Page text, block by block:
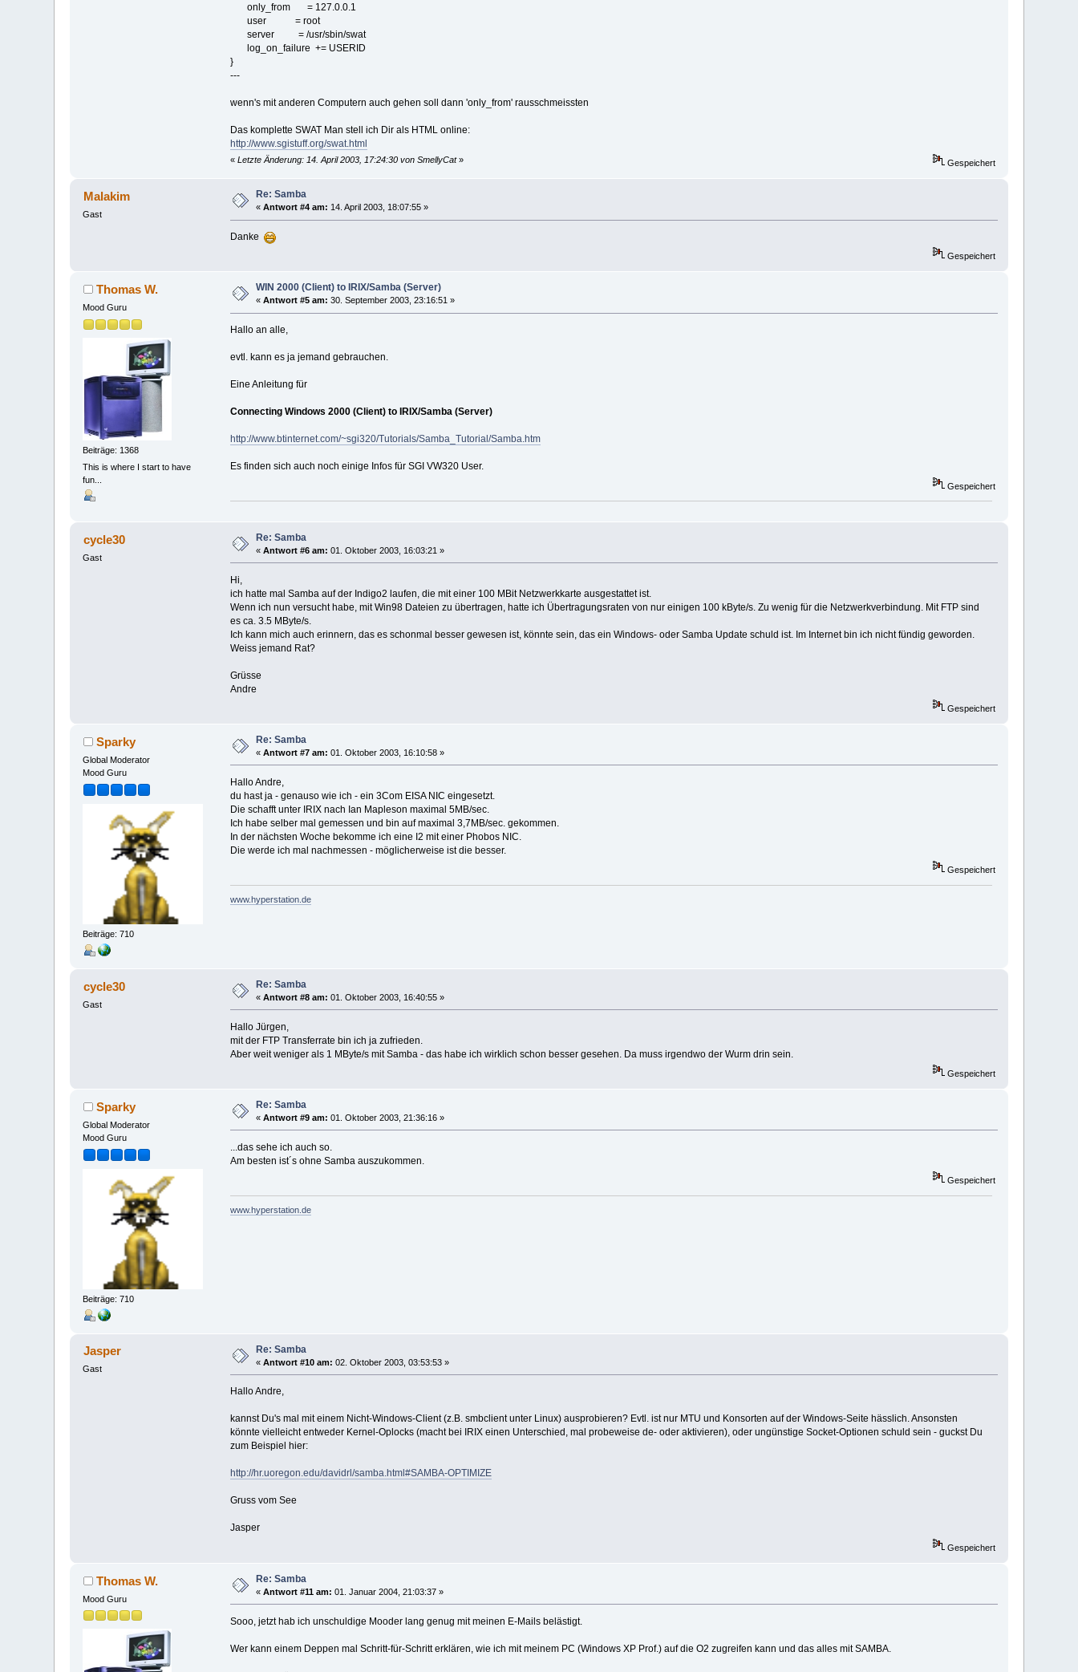
only_from = 127.0.0.1
user = root
server = /usr/sbin/swat
log_on_failure += USERID
}
---
wenn's mit anderen Computern auch gehen soll dann 'only_from' rausschmeissten
Das komplette SWAT Man stell ich Dir als HTML online:
http://www.sgistuff.org/swat.html
« Letzte Änderung: 14. April 2003, 17:24:30 von SmellyCat» Gespeichert
Malakim
Gast
Re: Samba
«Antwort #4 am: 14. April 2003, 18:07:55 »
Danke
Gespeichert
Thomas W.
Mood Guru
Beiträge: 1368
This is where I start to have
fun...
WIN 2000 (Client) to IRIX/Samba (Server)
«Antwort #5 am: 30. September 2003, 23:16:51 »
Hallo an alle,
evtl. kann es ja jemand gebrauchen.
Eine Anleitung für
Connecting Windows 2000 (Client) to IRIX/Samba (Server)
http://www.btinternet.com/~sgi320/Tutorials/Samba_Tutorial/Samba.htm
Es finden sich auch noch einige Infos für SGI VW320 User.
Gespeichert
cycle30
Gast
Re: Samba
«Antwort #6 am: 01. Oktober 2003, 16:03:21 »
Hi,
ich hatte mal Samba auf der Indigo2 laufen, die mit einer 100 MBit Netzwerkkarte ausgestattet ist.
Wenn ich nun versucht habe, mit Win98 Dateien zu übertragen, hatte ich Übertragungsraten von nur einigen 100 kByte/s. Zu wenig für die Netzwerkverbindung. Mit FTP sind
es ca. 3.5 MByte/s.
Ich kann mich auch erinnern, das es schonmal besser gewesen ist, könnte sein, das ein Windows- oder Samba Update schuld ist. Im Internet bin ich nicht fündig geworden.
Weiss jemand Rat?
Grüsse
Andre
Gespeichert
Sparky
Global Moderator
Mood Guru
Beiträge: 710
Re: Samba
«Antwort #7 am: 01. Oktober 2003, 16:10:58 »
Hallo Andre,
du hast ja - genauso wie ich - ein 3Com EISA NIC eingesetzt.
Die schafft unter IRIX nach Ian Mapleson maximal 5MB/sec.
Ich habe selber mal gemessen und bin auf maximal 3,7MB/sec. gekommen.
In der nächsten Woche bekomme ich eine I2 mit einer Phobos NIC.
Die werde ich mal nachmessen - möglicherweise ist die besser.
Gespeichert
www.hyperstation.de
cycle30
Gast
Re: Samba
«Antwort #8 am: 01. Oktober 2003, 16:40:55 »
Hallo Jürgen,
mit der FTP Transferrate bin ich ja zufrieden.
Aber weit weniger als 1 MByte/s mit Samba - das habe ich wirklich schon besser gesehen. Da muss irgendwo der Wurm drin sein.
Gespeichert
Sparky
Global Moderator
Mood Guru
Beiträge: 710
Re: Samba
«Antwort #9 am: 01. Oktober 2003, 21:36:16 »
...das sehe ich auch so.
Am besten ist´s ohne Samba auszukommen.
Gespeichert
www.hyperstation.de
Jasper
Gast
Re: Samba
«Antwort #10 am: 02. Oktober 2003, 03:53:53 »
Hallo Andre,
kannst Du's mal mit einem Nicht-Windows-Client (z.B. smbclient unter Linux) ausprobieren? Evtl. ist nur MTU und Konsorten auf der Windows-Seite hässlich. Ansonsten
könnte vielleicht entweder Kernel-Oplocks (macht bei IRIX einen Unterschied, mal probeweise de- oder aktivieren), oder ungünstige Socket-Optionen schuld sein - guckst Du
zum Beispiel hier:
http://hr.uoregon.edu/davidrl/samba.html#SAMBA-OPTIMIZE
Gruss vom See
Jasper
Gespeichert
Thomas W.
Mood Guru
Re: Samba
«Antwort #11 am: 01. Januar 2004, 21:03:37 »
Sooo, jetzt hab ich unschuldige Mooder lang genug mit meinen E-Mails belästigt.
Wer kann einem Deppen mal Schritt-für-Schritt erklären, wie ich mit meinem PC (Windows XP Prof.) auf die O2 zugreifen kann und das alles mit SAMBA.